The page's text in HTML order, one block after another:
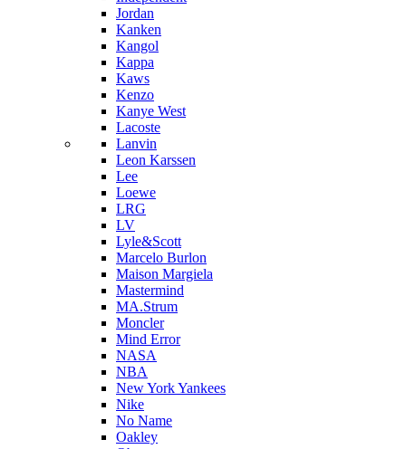
Jordan
Kanken
Kangol
Kappa
Kaws
Kenzo
Kanye West
Lacoste
Lanvin
Leon Karssen
Lee
Loewe
LRG
LV
Lyle&Scott
Marcelo Burlon
Maison Margiela
Mastermind
MA.Strum
Moncler
Mind Error
NASA
NBA
New York Yankees
Nike
No Name
Oakley